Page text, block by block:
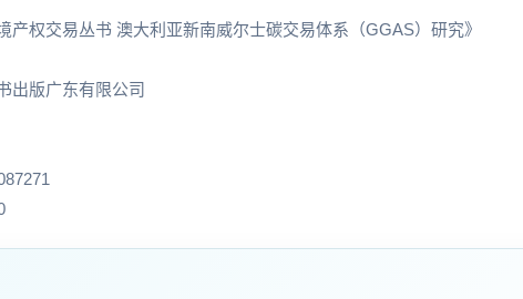
产权交易丛书 澳大利亚新南威尔士碳交易体系（GGAS）研究》
出版广东有限公司